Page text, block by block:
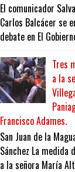
El comunicador
Carlos Balcácer se
debate en El
Tres
a la
Francisco Adames.
San Juan de la
Sánchez La
a la señora María